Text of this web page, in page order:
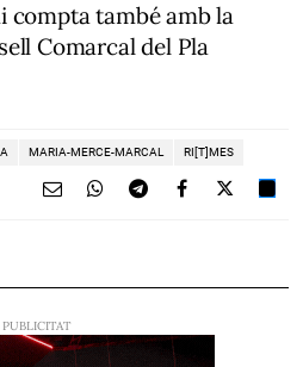
compta també amb la
Comarcal del Pla
MARIA-MERCE-MARCAL RI[T]MES